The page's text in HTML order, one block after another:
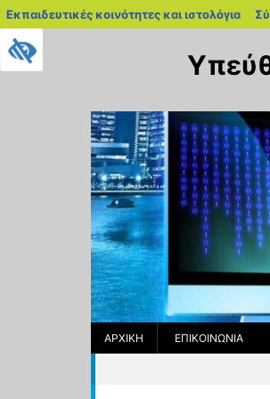
ΑΡΧΙΚΉ ΕΠΙΚΟΙΝΩΝΊΑ
Εκπαιδευτικές κοινότητες και ιστολόγια